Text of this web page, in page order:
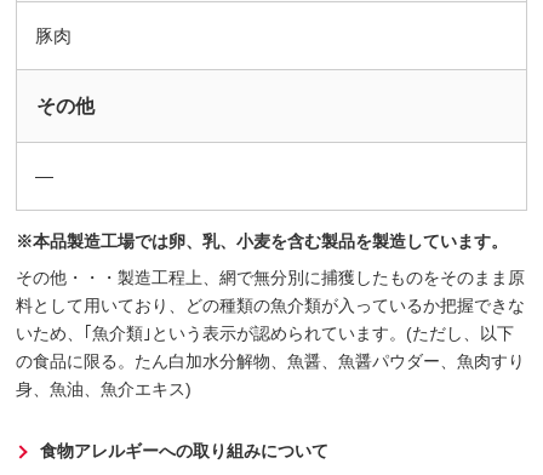
豚肉
その他
―
※本品製造工場では卵、乳、小麦を含む製品を製造しています。
その他・・・製造工程上、網で無分別に捕獲したものをそのまま原
料として用いており、どの種類の魚介類が入っているか把握できな
いため、｢魚介類｣という表示が認められています。(ただし、以下
の食品に限る。たん白加水分解物、魚醤、魚醤パウダー、魚肉すり
身、魚油、魚介エキス)
食物アレルギーへの取り組みについて